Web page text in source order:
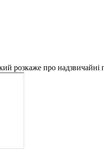
розкаже про надзвичайні